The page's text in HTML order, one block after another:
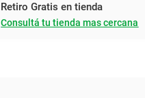
Retiro Gratis en tienda
Consultá tu tienda mas cercana